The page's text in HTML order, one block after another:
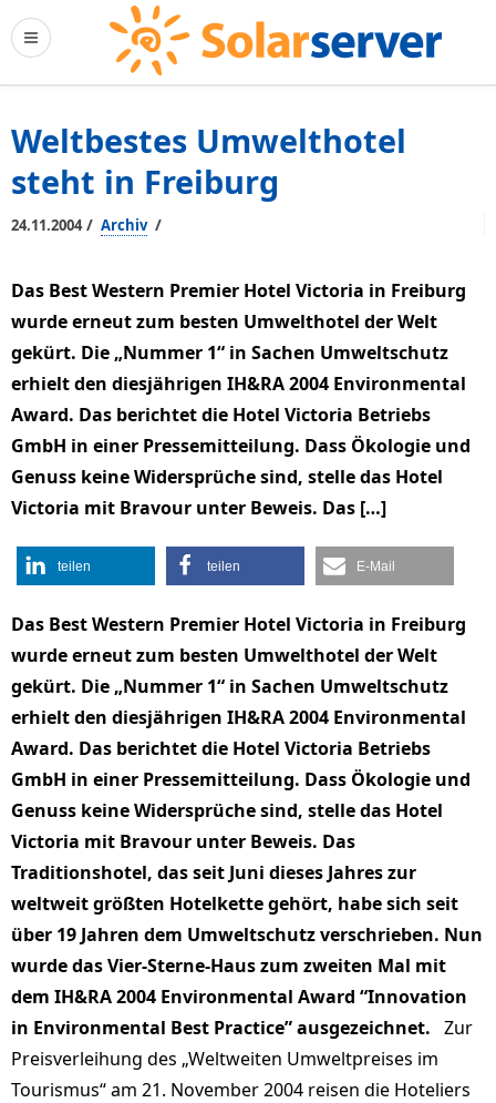
Weltbestes Umwelthotel
steht in Freiburg
24.11.2004/ Archiv /
Das Best Western Premier Hotel Victoria in Freiburg
wurde erneut zum besten Umwelthotel der Welt
gekürt. Die „Nummer 1“ in Sachen Umweltschutz
erhielt den diesjährigen IH&RA 2004 Environmental
Award. Das berichtet die Hotel Victoria Betriebs
GmbH in einer Pressemitteilung. Dass Ökologie und
Genuss keine Widersprüche sind, stelle das Hotel
Victoria mit Bravour unter Beweis. Das […]
teilen teilen E-Mail
Das Best Western Premier Hotel Victoria in Freiburg
wurde erneut zum besten Umwelthotel der Welt
gekürt. Die „Nummer 1“ in Sachen Umweltschutz
erhielt den diesjährigen IH&RA 2004 Environmental
Award. Das berichtet die Hotel Victoria Betriebs
GmbH in einer Pressemitteilung. Dass Ökologie und
Genuss keine Widersprüche sind, stelle das Hotel
Victoria mit Bravour unter Beweis. Das
Traditionshotel, das seit Juni dieses Jahres zur
weltweit größten Hotelkette gehört, habe sich seit
über 19 Jahren dem Umweltschutz verschrieben. Nun
wurde das Vier-Sterne-Haus zum zweiten Mal mit
dem IH&RA 2004 Environmental Award “Innovation
in Environmental Best Practice” ausgezeichnet. Zur
Preisverleihung des „Weltweiten Umweltpreises im
Tourismus“ am 21. November 2004 reisen die Hoteliers